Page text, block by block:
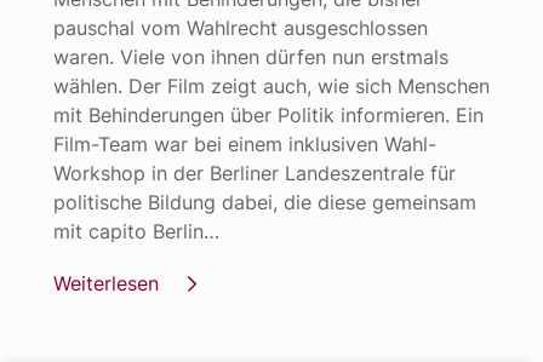
pauschal vom Wahlrecht ausgeschlossen
waren. Viele von ihnen dürfen nun erstmals
wählen. Der Film zeigt auch, wie sich Menschen
mit Behinderungen über Politik informieren. Ein
Film-Team war bei einem inklusiven Wahl-
Workshop in der Berliner Landeszentrale für
politische Bildung dabei, die diese gemeinsam
mit capito Berlin…
Weiterlesen